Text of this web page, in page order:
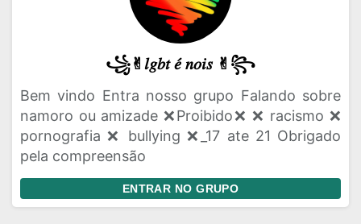
꧁✌︎𝑙𝑔𝑏𝑡 𝑒́ 𝑛𝑜𝑖𝑠 ✌︎꧂
Bem vindo Entra nosso grupo Falando sobre
namoro ou amizade ❌Proibido❌ ❌ racismo ❌
pornografia ❌ bullying ❌_17 ate 21 Obrigado
pela compreensão
ENTRAR NO GRUPO